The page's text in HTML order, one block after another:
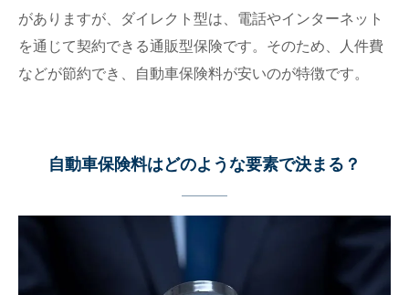
がありますが、ダイレクト型は、電話やインターネット
を通じて契約できる通販型保険です。そのため、人件費
などが節約でき、自動車保険料が安いのが特徴です。
自動車保険料はどのような要素で決まる？